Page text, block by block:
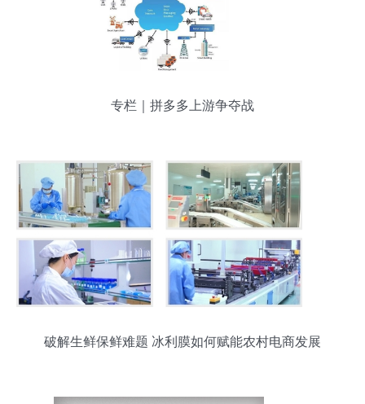
专栏｜拼多多上游争夺战
破解生鲜保鲜难题 冰利膜如何赋能农村电商发展